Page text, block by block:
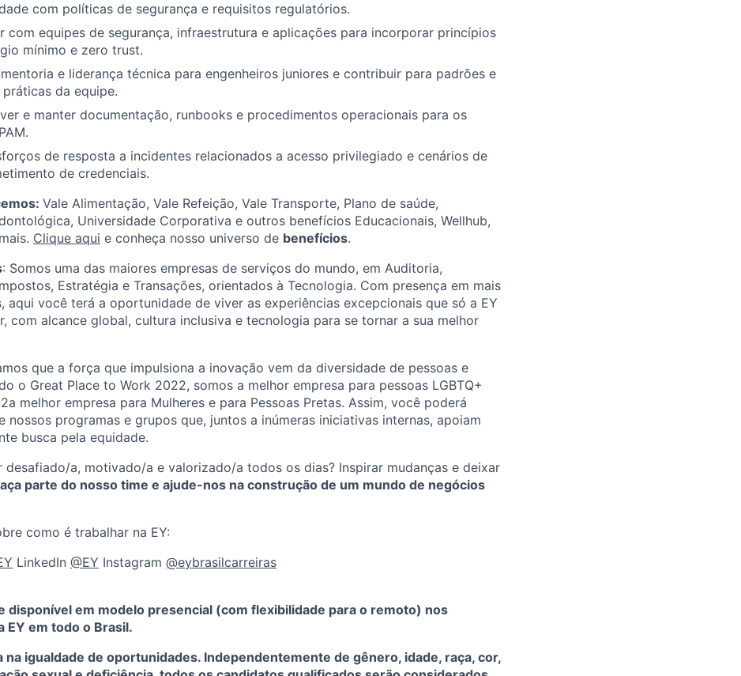
com políticas de segurança e requisitos regulatórios.
com equipes de segurança, infraestrutura e aplicações para incorporar princípios
mínimo e zero trust.
e liderança técnica para engenheiros juniores e contribuir para padrões e
práticas da equipe.
e manter documentação, runbooks e procedimentos operacionais para os
de resposta a incidentes relacionados a acesso privilegiado e cenários de
de credenciais.
Vale Alimentação, Vale Refeição, Vale Transporte, Plano de saúde,
Universidade Corporativa e outros benefícios Educacionais, Wellhub,
Clique aqui e conheça nosso universo de benefícios.
: Somos uma das maiores empresas de serviços do mundo, em Auditoria,
Estratégia e Transações, orientados à Tecnologia. Com presença em mais
aqui você terá a oportunidade de viver as experiências excepcionais que só a EY
com alcance global, cultura inclusiva e tecnologia para se tornar a sua melhor
que a força que impulsiona a inovação vem da diversidade de pessoas e
o Great Place to Work 2022, somos a melhor empresa para pessoas LGBTQ+
melhor empresa para Mulheres e para Pessoas Pretas. Assim, você poderá
nossos programas e grupos que, juntos a inúmeras iniciativas internas, apoiam
busca pela equidade.
desafiado/a, motivado/a e valorizado/a todos os dias? Inspirar mudanças e deixar
parte do nosso time e ajude-nos na construção de um mundo de negócios
como é trabalhar na EY:
LinkedIn @EY Instagram @eybrasilcarreiras
disponível em modelo presencial (com flexibilidade para o remoto) nos
EY em todo o Brasil.
na igualdade de oportunidades. Independentemente de gênero, idade, raça, cor,